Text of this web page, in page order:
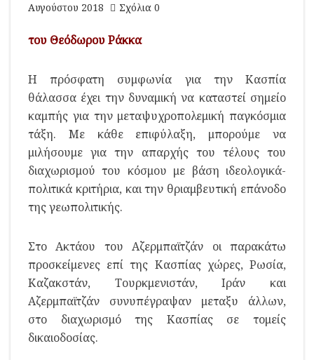
Αυγούστου 2018
Σχόλια 0
του Θεόδωρου Ράκκα
Η πρόσφατη συμφωνία για την Κασπία
θάλασσα έχει την δυναμική να καταστεί σημείο
καμπής για την μεταψυχροπολεμική παγκόσμια
τάξη. Με κάθε επιφύλαξη, μπορούμε να
μιλήσουμε για την απαρχής του τέλους του
διαχωρισμού του κόσμου με βάση ιδεολογικά-
πολιτικά κριτήρια, και την θριαμβευτική επάνοδο
της γεωπολιτικής.
Στο Ακτάου του Αζερμπαϊτζάν οι παρακάτω
προσκείμενες επί της Κασπίας χώρες, Ρωσία,
Καζακστάν, Τουρκμενιστάν, Ιράν και
Αζερμπαϊτζάν συνυπέγραψαν μεταξυ άλλων,
στο διαχωρισμό της Κασπίας σε τομείς
δικαιοδοσίας.